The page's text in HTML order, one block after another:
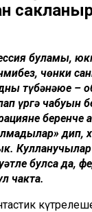
буламы,
чөнки
түбәнәюе –
үргә чабуын
беренче
дип,
Кулланучылар
булса да,
чакта.